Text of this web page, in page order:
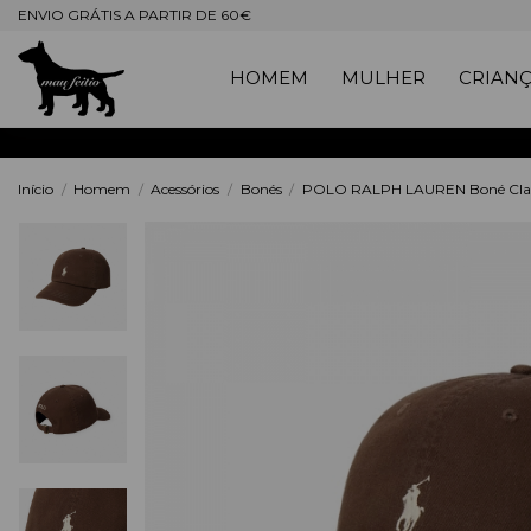
ENVIO GRÁTIS A PARTIR DE 60€
HOMEM MULHER
Início Homem Acessórios Bonés POLO RALPH LAUREN Boné